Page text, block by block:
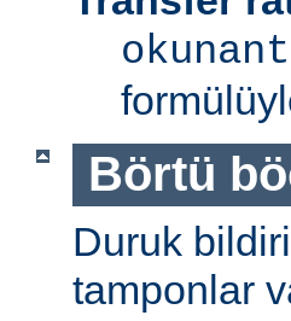
Börtü
Duruk
tamponlar